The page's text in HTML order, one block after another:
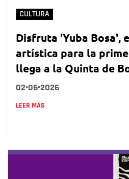
CULTURA
Disfruta 'Yuba Bosa',
artística para la
llega a la Quinta de
02•06•2026
LEER MÁS